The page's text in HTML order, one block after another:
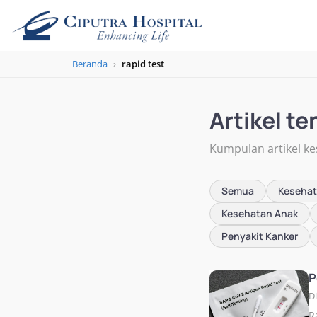
Beranda › rapid test
Artikel
Kumpulan artikel
Semua
Kesehatan Anak
Penyakit Kanker